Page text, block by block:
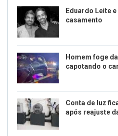
Eduardo Leite
casamento
Homem foge
capotando o
Conta de luz
após reajuste